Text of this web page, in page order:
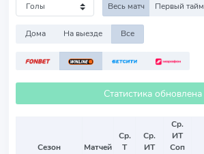
Весь матч Первый тайм
Дома На выезде Все
Статистика обновлена
Сезон Матчей
Ср.
Т
Ср.
ИТ
Ср.
ИТ
Соп